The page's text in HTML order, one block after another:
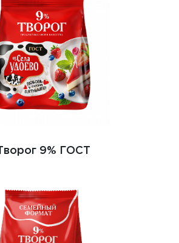
Творог 9% ГОСТ